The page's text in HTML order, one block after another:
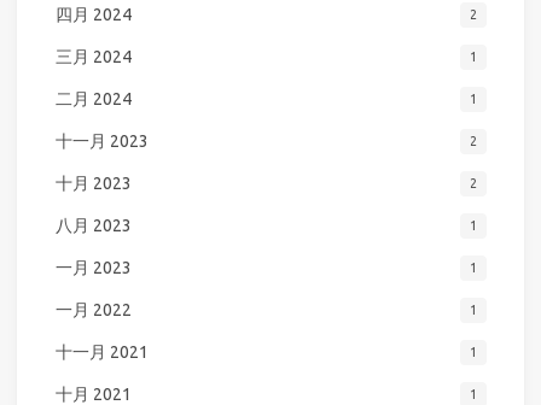
四月 2024 2
三月 2024 1
二月 2024 1
十一月 2023 2
十月 2023 2
八月 2023 1
一月 2023 1
一月 2022 1
十一月 2021 1
十月 2021 1